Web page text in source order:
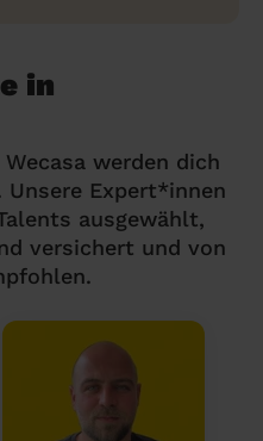
in
werden dich
Expert*innen
ausgewählt,
versichert und von